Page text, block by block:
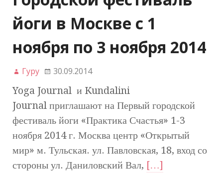
йоги в Москве с 1
ноября по 3 ноября 2014
Гуру 30.09.2014
Yoga Journal и Kundalini
Journal приглашают на Первый городской
фестиваль йоги «Практика Счастья» 1-3
ноября 2014 г. Москва центр «Открытый
мир» м. Тульская. ул. Павловская, 18, вход со
стороны ул. Даниловский Вал, […]